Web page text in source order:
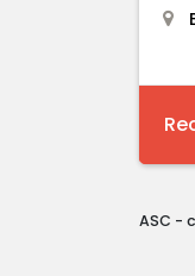
ASC -